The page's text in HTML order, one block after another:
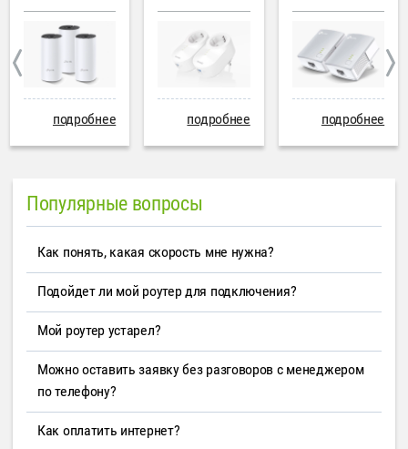
подробнее подробнее подробнее
Популярные вопросы
Как понять, какая скорость мне нужна?
Подойдет ли мой роутер для подключения?
Мой роутер устарел?
Можно оставить заявку без разговоров с менеджером
по телефону?
Как оплатить интернет?